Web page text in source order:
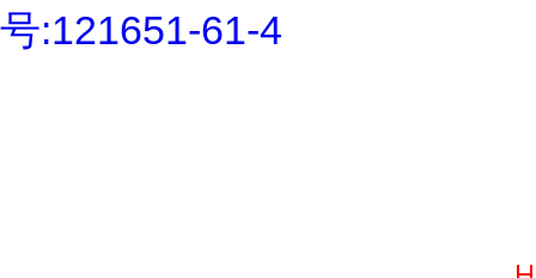
号:121651-61-4